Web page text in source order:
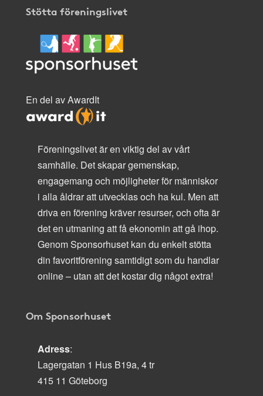
Stötta föreningslivet
En del av AwardIt
Föreningslivet är en viktig del av vårt
samhälle. Det skapar gemenskap,
engagemang och möjligheter för människor
i alla åldrar att utvecklas och ha kul. Men att
driva en förening kräver resurser, och ofta är
det en utmaning att få ekonomin att gå ihop.
Genom Sponsorhuset kan du enkelt stötta
din favoritförening samtidigt som du handlar
online – utan att det kostar dig något extra!
Om Sponsorhuset
Adress:
Lagergatan 1 Hus B19a, 4 tr
415 11 Göteborg